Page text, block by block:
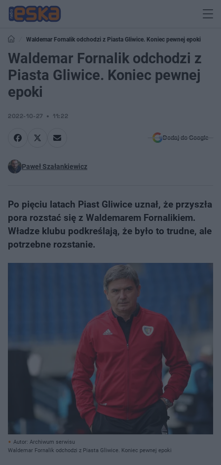
Waldemar Fornalik odchodzi z Piasta Gliwice. Koniec pewnej epoki
Waldemar Fornalik odchodzi z
Piasta Gliwice. Koniec pewnej
epoki
2022-10-27 11:22
Dodaj do Google
Paweł Szałankiewicz
Po pięciu latach Piast Gliwice uznał, że przyszła
pora rozstać się z Waldemarem Fornalikiem.
Władze klubu podkreślają, że było to trudne, ale
potrzebne rozstanie.
Autor: Archiwum serwisu
Waldemar Fornalik odchodzi z Piasta Gliwice. Koniec pewnej epoki